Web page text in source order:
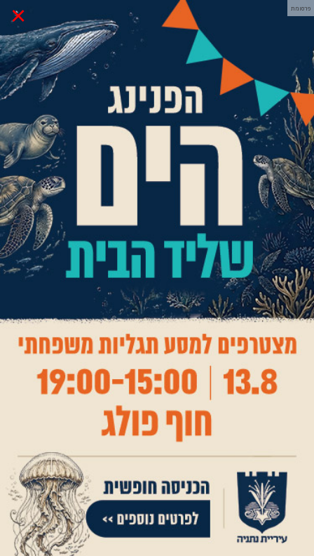
× פרסומת